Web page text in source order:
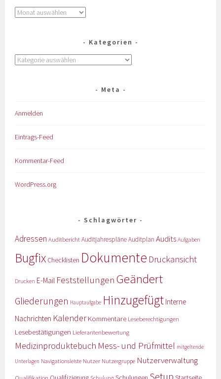
Kategorien
Meta
Anmelden
Eintrags-Feed
Kommentar-Feed
WordPress.org
Schlagwörter
Adressen AuditberichtAuditjahrespläneAuditplan Audits Aufgaben
Bugfix Checklisten Dokumente Druckansicht
Drucken E-Mail Feststellungen Geändert
Gliederungen Hauptaufgabe Hinzugefügt Interne
Nachrichten KalenderKommentare Leseberechtigungen
Lesebestätigungen Lieferantenbewertung
Medizinproduktebuch Mess- und Prüfmittel mitgeltende
Unterlagen Navigationsleiste Nutzer Nutzergruppe Nutzerverwaltung
Setup